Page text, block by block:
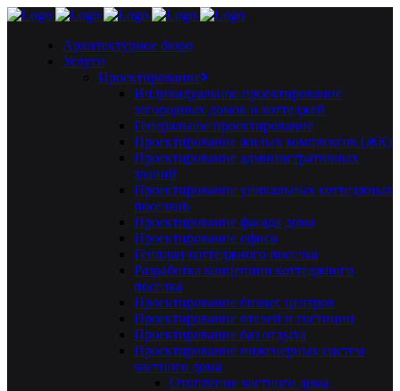
Архитектурное бюро
Услуги
Проектирование
Индивидуальное проектирование
загородных домов и коттеджей
Генеральное проектирование
Проектирование жилых комплексов (ЖК)
Проектирование административных
зданий
Проектирование уникальных коттеджных
поселков
Проектирование фасада дома
Проектирование офиса
Генплан коттеджного поселка
Разработка концепции коттеджного
поселка
Проектирование бизнес центров
Проектирование отелей и гостиниц
Проектирование баз отдыха
Проектирование инженерных систем
частного дома
Отопление частного дома